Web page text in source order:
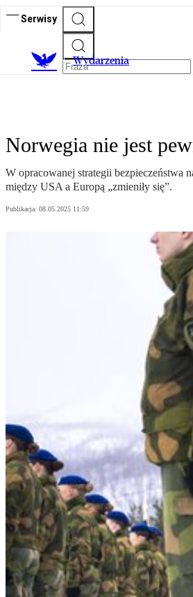
Serwisy
Wydarzenia
Norwegia nie jest
W opracowanej strategii bezpieczeństwa
między USA a Europą „zmieniły się”.
Publikacja: 08.05.2025 11:59